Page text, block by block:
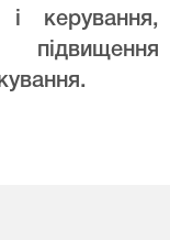
і керування,